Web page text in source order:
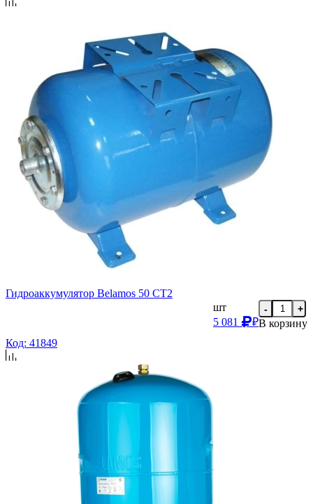
Гидроаккумулятор Belamos 50 CT2
шт
5 081
₽
- +
В корзину
Код: 41849